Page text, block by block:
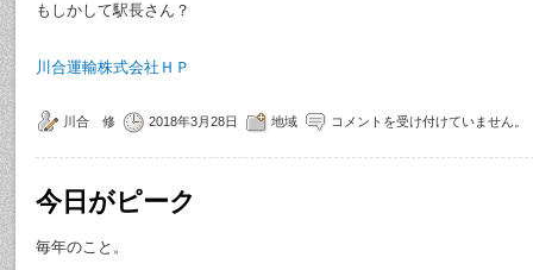
もしかして駅長さん？
川合運輸株式会社ＨＰ
川合 修 2018年3月28日 地域 コメントを受け付けていません。
今日がピーク
毎年のこと。